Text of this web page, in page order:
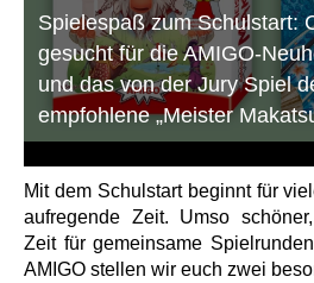
Spielespaß zum Schulstart:
gesucht für die AMIGO-
und das von der Jury Spiel
empfohlene „Meister
Mit dem Schulstart beginnt für
aufregende Zeit. Umso
Zeit für gemeinsame
AMIGO stellen wir euch zwei